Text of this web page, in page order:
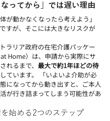
なってから」では遅い理由
が動かなくなったら考えよう」
すが、そこには大きなリスクが
ラリア政府の在宅介護パッケー
Home）は、申請から実際にサ
れるまで、 最大で約1年ほどの待
ています。 「いよいよ介助が必
になってから動き出すと、ご本人
が行き詰まってしまう可能性があ
始める2つのステップ